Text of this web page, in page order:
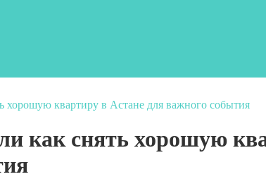
хорошую квартиру в Астане для важного события
как снять хорошую